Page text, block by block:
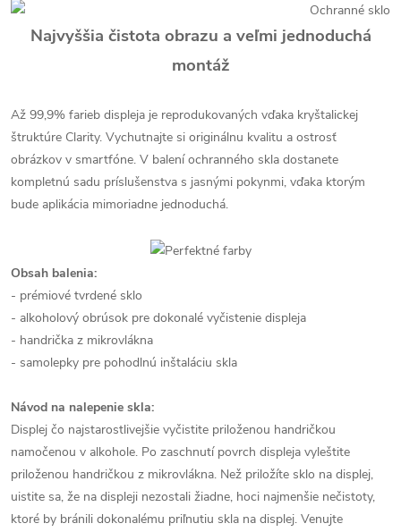
Najvyššia čistota obrazu a veľmi jednoduchá
montáž
Až 99,9% farieb displeja je reprodukovaných vďaka kryštalickej
štruktúre Clarity. Vychutnajte si originálnu kvalitu a ostrosť
obrázkov v smartfóne. V balení ochranného skla dostanete
kompletnú sadu príslušenstva s jasnými pokynmi, vďaka ktorým
bude aplikácia mimoriadne jednoduchá.
Obsah balenia:
- prémiové tvrdené sklo
- alkoholový obrúsok pre dokonalé vyčistenie displeja
- handrička z mikrovlákna
- samolepky pre pohodlnú inštaláciu skla
Návod na nalepenie skla:
Displej čo najstarostlivejšie vyčistite priloženou handričkou
namočenou v alkohole. Po zaschnutí povrch displeja vyleštite
priloženou handričkou z mikrovlákna. Než priložíte sklo na displej,
uistite sa, že na displeji nezostali žiadne, hoci najmenšie nečistoty,
ktoré by bránili dokonalému priľnutiu skla na displej. Venujte